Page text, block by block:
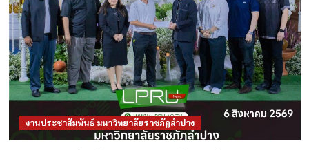
งานประชาสัมพันธ์ มหาวิทยาลัยราชภัฏลำปาง